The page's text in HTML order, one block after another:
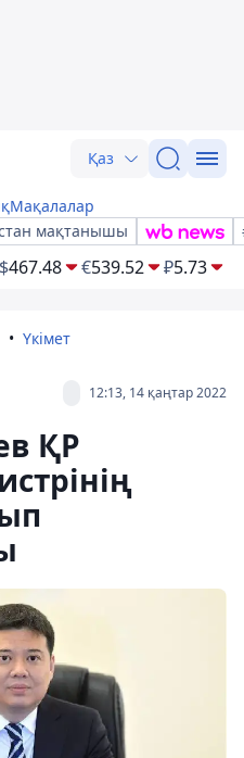
Қаз
Мақалалар
мақтанышы
$467.48 €539.52 ₽5.73
Үкімет
12:13, 14 қаңтар 2022
ҚР